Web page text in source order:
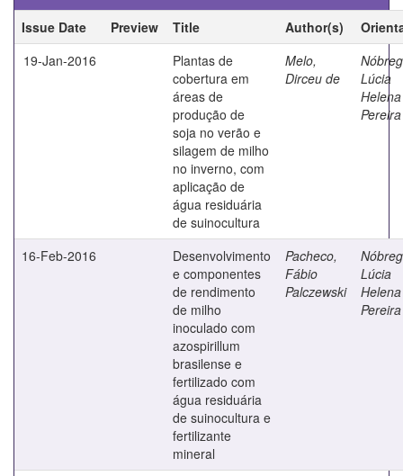
Issue Date
Preview Title Author(s)
19-Jan-2016
Plantas de
cobertura em
áreas de
produção de
soja no verão e
silagem de milho
no inverno, com
aplicação de
água residuária
de suinocultura
Melo,
Dirceu de
Lúcia
Helena
Pereira
16-Feb-2016
Desenvolvimento
e componentes
de rendimento
de milho
inoculado com
azospirillum
brasilense e
fertilizado com
água residuária
de suinocultura e
fertilizante
mineral
Pacheco,
Fábio
Palczewski
Lúcia
Helena
Pereira